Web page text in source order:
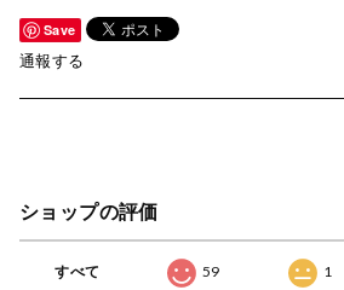
Save
通報する
ショップの評価
すべて 59 1